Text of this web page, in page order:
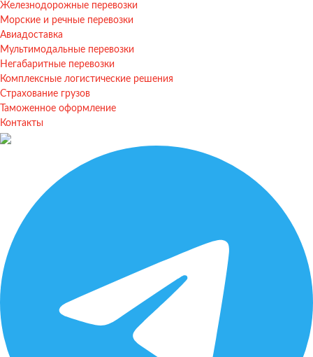
Железнодорожные перевозки
Морские и речные перевозки
Авиадоставка
Мультимодальные перевозки
Негабаритные перевозки
Комплексные логистические решения
Страхование грузов
Таможенное оформление
Контакты